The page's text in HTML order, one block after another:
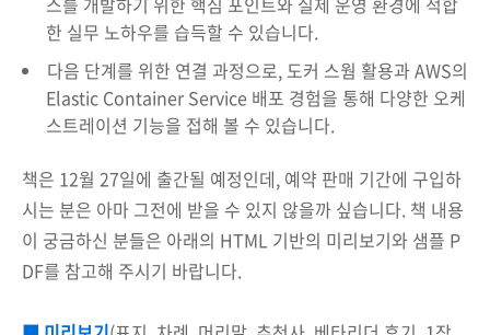
한 실무 노하우를 습득할 수 있습니다.
다음 단계를 위한 연결 과정으로, 도커 스웜 활용과 AWS의
Elastic Container Service 배포 경험을 통해 다양한 오케
스트레이션 기능을 접해 볼 수 있습니다.
책은 12월 27일에 출간될 예정인데, 예약 판매 기간에 구입하
시는 분은 아마 그전에 받을 수 있지 않을까 싶습니다. 책 내용
이 궁금하신 분들은 아래의 HTML 기반의 미리보기와 샘플 P
DF를 참고해 주시기 바랍니다.